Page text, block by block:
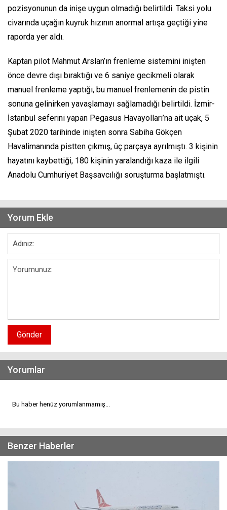
pozisyonunun da inişe uygun olmadığı belirtildi. Taksi yolu
civarında uçağın kuyruk hızının anormal artışa geçtiği yine
raporda yer aldı.
Kaptan pilot Mahmut Arslan’ın frenleme sistemini inişten
önce devre dışı bıraktığı ve 6 saniye gecikmeli olarak
manuel frenleme yaptığı, bu manuel frenlemenin de pistin
sonuna gelinirken yavaşlamayı sağlamadığı belirtildi. İzmir-
İstanbul seferini yapan Pegasus Havayolları’na ait uçak, 5
Şubat 2020 tarihinde inişten sonra Sabiha Gökçen
Havalimanında pistten çıkmış, üç parçaya ayrılmıştı. 3 kişinin
hayatını kaybettiği, 180 kişinin yaralandığı kaza ile ilgili
Anadolu Cumhuriyet Başsavcılığı soruşturma başlatmıştı.
Yorum Ekle
Gönder
Yorumlar
Bu haber henüz yorumlanmamış...
Benzer Haberler